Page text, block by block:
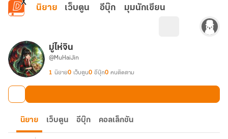
ข้ามไปยังเนื้อหาหลัก
นิยาย เว็บตูน อีบุ๊ก มุมนักเขียน
มู่ไห่จิน
@MuHaiJin
1 นิยาย0 เว็บตูน0 อีบุ๊ก0 คนติดตาม
นิยาย เว็บตูน อีบุ๊ก คอลเล็กชัน